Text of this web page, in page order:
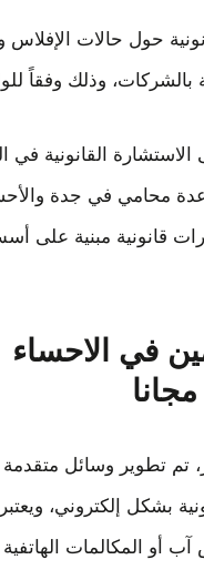
حول حالات الإفلاس
بالشركات، وذلك وفقاً
الاستشارة القانونية في
محامي في جدة
قانونية مبنية على
في الاحساء
تم تطوير وسائل متقدمة
بشكل إلكتروني،
آب أو المكالمات